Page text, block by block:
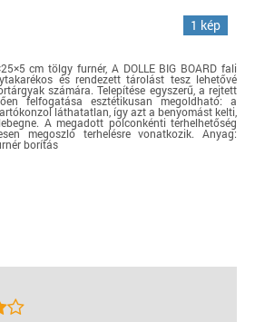
1 kép
cm tölgy furnér, A DOLLE BIG BOARD fali
és rendezett tárolást tesz lehetővé
számára. Telepítése egyszerű, a rejtett
felfogatása esztétikusan megoldható: a
láthatatlan, így azt a benyomást kelti,
A megadott polconkénti terhelhetőség
megoszló terhelésre vonatkozik. Anyag:
borítás